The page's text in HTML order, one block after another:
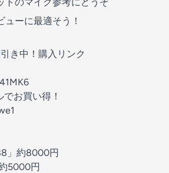
ューに最適そう！
き中！購入リンク
お買い得！
」約8000円
5000円